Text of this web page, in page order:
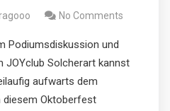
No Comments
Podiumsdiskussion und
JOYclub Solcherart kannst
aufwarts dem
diesem Oktoberfest